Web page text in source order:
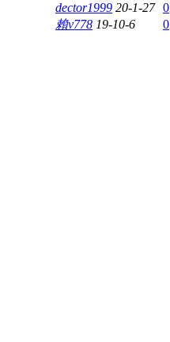
dector1999 20-1-27 0
賴v778 19-10-6 0